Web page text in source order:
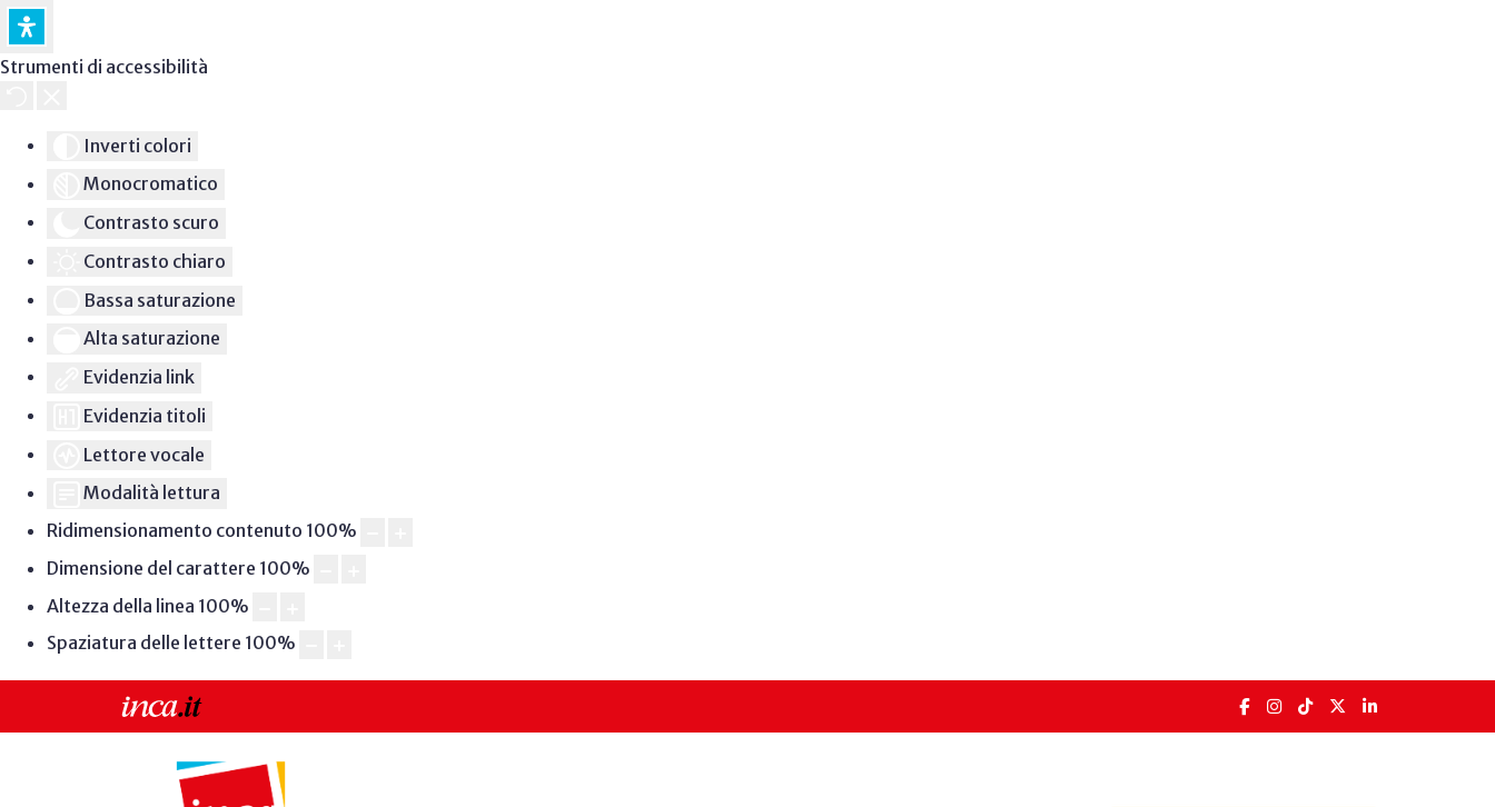
Strumenti di accessibilità
Inverti colori
Monocromatico
Contrasto scuro
Contrasto chiaro
Bassa saturazione
Alta saturazione
Evidenzia link
Evidenzia titoli
Lettore vocale
Modalità lettura
Ridimensionamento contenuto 100%
Dimensione del carattere 100%
Altezza della linea 100%
Spaziatura delle lettere 100%